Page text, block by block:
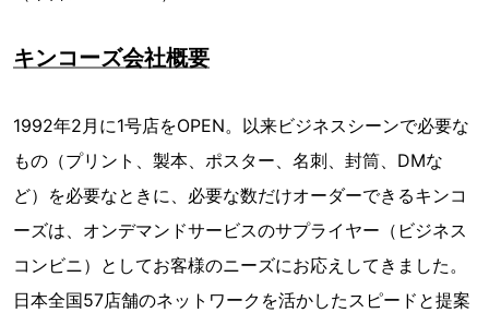
キンコーズ会社概要
1992年2月に1号店をOPEN。以来ビジネスシーンで必要な
もの（プリント、製本、ポスター、名刺、封筒、DMな
ど）を必要なときに、必要な数だけオーダーできるキンコ
ーズは、オンデマンドサービスのサプライヤー（ビジネス
コンビニ）としてお客様のニーズにお応えしてきました。
日本全国57店舗のネットワークを活かしたスピードと提案